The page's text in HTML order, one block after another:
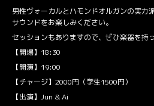
男性ヴォーカルとハモンドオルガンの実力
サウンドをお楽しみください。
セッションもありますので、ぜひ楽器を持
【開場】18:30
【開演】19:00
【チャージ】2000円（学生1500円）
【出演】Jun & Ai